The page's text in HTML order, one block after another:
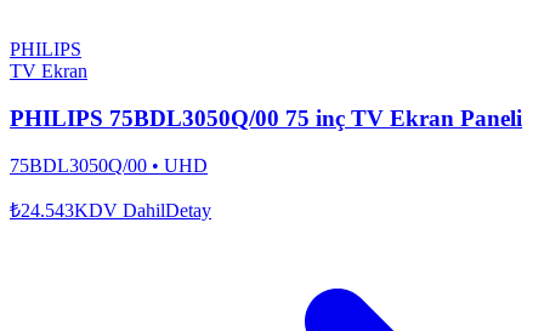
PHILIPS
TV Ekran
PHILIPS 75BDL3050Q/00 75 inç TV Ekran Paneli
75BDL3050Q/00 • UHD
₺24.543KDV DahilDetay